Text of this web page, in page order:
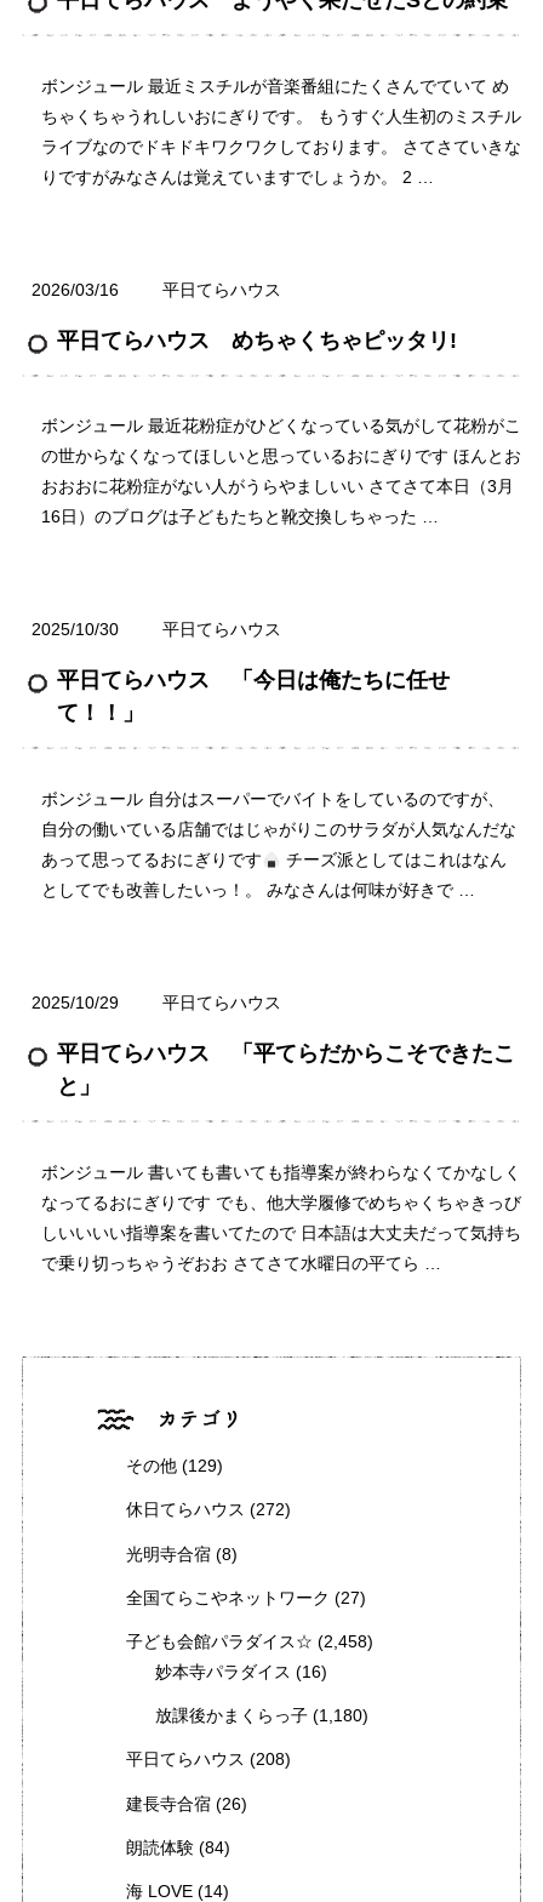
ボンジュール 最近ミスチルが音楽番組にたくさんでていて め
ちゃくちゃうれしいおにぎりです。 もうすぐ人生初のミスチル
ライブなのでドキドキワクワクしております。 さてさていきな
りですがみなさんは覚えていますでしょうか。 2 …
2026/03/16 平日てらハウス
平日てらハウス めちゃくちゃピッタリ!
ボンジュール 最近花粉症がひどくなっている気がして花粉がこ
の世からなくなってほしいと思っているおにぎりです ほんとお
おおおに花粉症がない人がうらやましいい さてさて本日（3月
16日）のブログは子どもたちと靴交換しちゃった …
2025/10/30 平日てらハウス
平日てらハウス 「今日は俺たちに任せ
て！！」
ボンジュール 自分はスーパーでバイトをしているのですが、
自分の働いている店舗ではじゃがりこのサラダが人気なんだな
あって思ってるおにぎりです
チーズ派としてはこれはなん
としてでも改善したいっ！。 みなさんは何味が好きで …
2025/10/29 平日てらハウス
平日てらハウス 「平てらだからこそできたこ
と」
ボンジュール 書いても書いても指導案が終わらなくてかなしく
なってるおにぎりです でも、他大学履修でめちゃくちゃきっび
しいいいい指導案を書いてたので 日本語は大丈夫だって気持ち
で乗り切っちゃうぞおお さてさて水曜日の平てら …
その他(129)
休日てらハウス (272)
光明寺合宿(8)
全国てらこやネットワーク (27)
子ども会館パラダイス☆ (2,458)
妙本寺パラダイス (16)
放課後かまくらっ子(1,180)
平日てらハウス (208)
建長寺合宿(26)
朗読体験(84)
海 LOVE(14)